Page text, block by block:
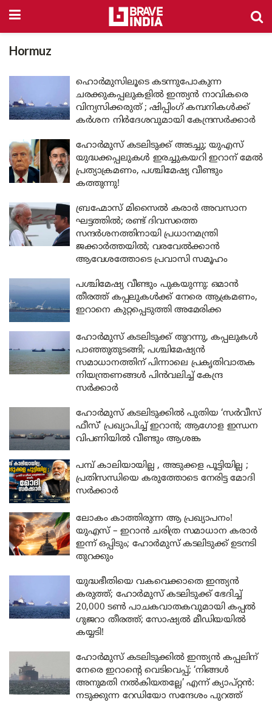
Hormuz
ഹൊർമുസിലൂടെ കടന്നുപോകുന്ന
ചരക്കുകപ്പലുകളിൽ ഇന്ത്യൻ നാവികരെ
വിന്യസിക്കരുത് ; ഷിപ്പിംഗ് കമ്പനികൾക്ക്
കർശന നിർദേശവുമായി കേന്ദ്രസർക്കാർ
ഹോർമുസ് കടലിടുക്ക് അടച്ചു; യുഎസ്
യുദ്ധക്കപ്പലുകൾ ഇരച്ചുകയറി ഇറാന് മേൽ
പ്രത്യാക്രമണം, പശ്ചിമേഷ്യ വീണ്ടും
കത്തുന്നു!
ബ്രഹ്മോസ് മിസൈൽ കരാർ അവസാന
ഘട്ടത്തിൽ; രണ്ട് ദിവസത്തെ
സന്ദർശനത്തിനായി പ്രധാനമന്ത്രി
ജക്കാർത്തയിൽ; വരവേൽക്കാൻ
ആവേശത്തോടെ പ്രവാസി സമൂഹം
പശ്ചിമേഷ്യ വീണ്ടും പുകയുന്നു: ഒമാൻ
തീരത്ത് കപ്പലുകൾക്ക് നേരെ ആക്രമണം,
ഇറാനെ കുറ്റപ്പെടുത്തി അമേരിക്ക
ഹോർമുസ് കടലിടുക്ക് തുറന്നു, കപ്പലുകൾ
പാഞ്ഞുതുടങ്ങി; പശ്ചിമേഷ്യൻ
സമാധാനത്തിന് പിന്നാലെ പ്രകൃതിവാതക
നിയന്ത്രണങ്ങൾ പിൻവലിച്ച് കേന്ദ്ര
സർക്കാർ
ഹോർമുസ് കടലിടുക്കിൽ പുതിയ ‘സർവീസ്
ഫീസ്’ പ്രഖ്യാപിച്ച് ഇറാൻ; ആഗോള ഇന്ധന
വിപണിയിൽ വീണ്ടും ആശങ്ക
പമ്പ് കാലിയായില്ല , അടുക്കള പൂട്ടിയില്ല ;
പ്രതിസന്ധിയെ കരുത്തോടെ നേരിട്ട മോദി
സർക്കാർ
ലോകം കാത്തിരുന്ന ആ പ്രഖ്യാപനം!
യുഎസ് – ഇറാൻ ചരിത്ര സമാധാന കരാർ
ഇന്ന് ഒപ്പിടും; ഹോർമുസ് കടലിടുക്ക് ഉടനടി
തുറക്കും
യുദ്ധഭീതിയെ വകവെക്കാതെ ഇന്ത്യൻ
കരുത്ത്; ഹോർമുസ് കടലിടുക്ക് ഭേദിച്ച്
20,000 ടൺ പാചകവാതകവുമായി കപ്പൽ
ഗുജറാ തീരത്ത്; സോഷ്യൽ മീഡിയയിൽ
കയ്യടി!
ഹോർമുസ് കടലിടുക്കിൽ ഇന്ത്യൻ കപ്പലിന്
നേരെ ഇറാന്റെ വെടിവെപ്പ്; ‘നിങ്ങൾ
അനുമതി നൽകിയതല്ലേ’ എന്ന് ക്യാപ്റ്റൻ:
നടുക്കുന്ന റേഡിയോ സന്ദേശം പുറത്ത്